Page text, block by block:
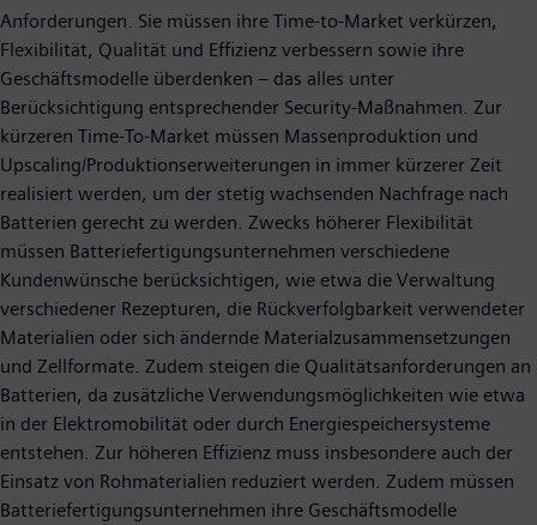
Anforderungen. Sie müssen ihre Time-to-Market verkürzen,
Flexibilität, Qualität und Effizienz verbessern sowie ihre
Geschäftsmodelle überdenken – das alles unter
Berücksichtigung entsprechender Security-Maßnahmen. Zur
kürzeren Time-To-Market müssen Massenproduktion und
Upscaling/Produktionserweiterungen in immer kürzerer Zeit
realisiert werden, um der stetig wachsenden Nachfrage nach
Batterien gerecht zu werden. Zwecks höherer Flexibilität
müssen Batteriefertigungsunternehmen verschiedene
Kundenwünsche berücksichtigen, wie etwa die Verwaltung
verschiedener Rezepturen, die Rückverfolgbarkeit verwendeter
Materialien oder sich ändernde Materialzusammensetzungen
und Zellformate. Zudem steigen die Qualitätsanforderungen an
Batterien, da zusätzliche Verwendungsmöglichkeiten wie etwa
in der Elektromobilität oder durch Energiespeichersysteme
entstehen. Zur höheren Effizienz muss insbesondere auch der
Einsatz von Rohmaterialien reduziert werden. Zudem müssen
Batteriefertigungsunternehmen ihre Geschäftsmodelle